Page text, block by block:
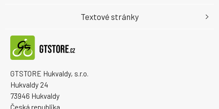
GTSTORE Hukvaldy, s.r.o.
Hukvaldy 24
73946 Hukvaldy
Česká republika
Textové stránky